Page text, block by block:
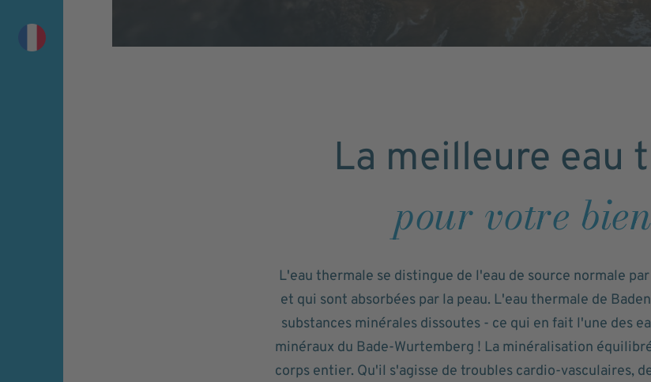
La meilleure eau
pour votre
L'eau thermale se distingue de l'eau de source normale
et qui sont absorbées par la peau. L'eau thermale de
substances minérales dissoutes - ce qui en fait l'une des
minéraux du Bade-Wurtemberg ! La minéralisation
corps entier. Qu'il s'agisse de troubles cardio-vasculaires,